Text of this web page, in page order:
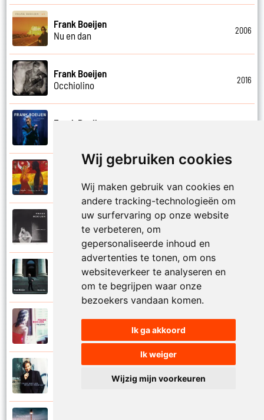
Wij gebruiken cookies
Wij maken gebruik van cookies en
andere tracking-technologieën om
uw surfervaring op onze website
te verbeteren, om
gepersonaliseerde inhoud en
advertenties te tonen, om ons
websiteverkeer te analyseren en
om te begrijpen waar onze
bezoekers vandaan komen.
Ik ga akkoord
Ik weiger
Wijzig mijn voorkeuren
Frank Boeijen
Nu en dan
2006
Frank Boeijen
Occhiolino
2016
Frank Boeijen
Onder ons
Frank Boeijen
Onschuld
Frank Boeijen
Op een dag
Frank Boeijen
Open de poorten